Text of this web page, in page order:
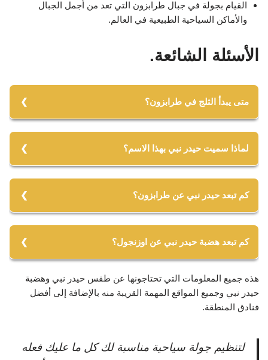
القيام بجولة في جبال طرابزون التي تعد من أجمل الجبال
والأماكن السياحية الطبيعية في العالم.
الأسئلة الشائعة.
متى يبدأ الثلج في طرابزون؟
لا يأتيها الثلج إلا في بعض الأيام المتفرقة من السنة.
لماذا سميت حيدر نبي بهذا الاسم؟
هذه المنطقة، وبعد ذلك ترجمها العرب لاسم حيدر نبي.
كم تبعد حيدر نبي عن طرابزون؟
ساعة تقريبا باستخدام السيارة.
كم تبعد هضبة حيدر نبي عن اوزنجول؟
حيث من الممكن قطع هذه المسافة باستخدام السيارة خلال
ساعتين وربع الساعة.
هذه جميع المعلومات التي تحتاجونها عن طقس حيدر نبي وهضبة
حيدر نبي وجميع المواقع المهمة القريبة منه بالإضافة إلى أفضل
فنادق المنطقة.
لتنظيم جولة سياحية مناسبة لك كل ما عليك فعله